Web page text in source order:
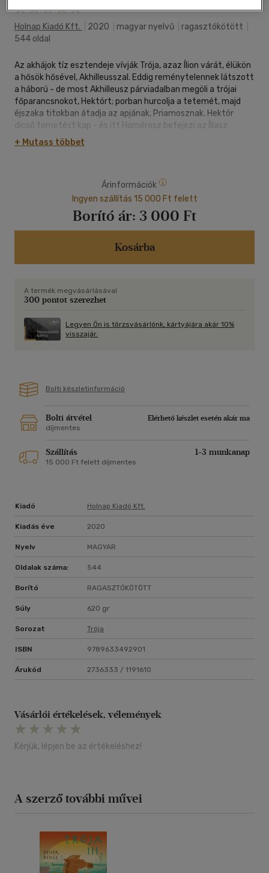
Holnap Kiadó Kft. 2020 magyar nyelvű ragasztókötött
544 oldal
Az akhájok tíz esztendeje vívják Trója, azaz Ílion várát, élükön
a hősök hősével, Akhilleusszal. Eddig reménytelennek látszott
a háború - de most Akhilleusz párviadalban megöli a trójai
főparancsnokot, Hektórt; porban hurcolja a tetemét, majd
éjszaka titokban átadja az apjának, Priamosznak. Hektór
dicső temetést kap - és itt Homérosz befejezi az Íliasz
történetét.
Iszmaroszához vitt el a szél...
De mi történt közben? Hogy' vette be Odüsszeusz a várat, mi
lett a trójaiak és az akhájok sorsa, hová lett a világszép
Helené királyné elrablója, az istennők felett ítélkező Parisz?
Ezt követi végig Fehér Bence regénye, melynek második
+ Mutass többet
Árinformációk
Ingyen szállítás 15 000 Ft felett
Borító ár: 3 000 Ft
Kosárba
A termék megvásárlásával
300 pontot szerezhet
Legyen Ön is törzsvásárlónk, kártyájára akár 10%
visszajár.
Bolti készletinformáció
Bolti átvétel
Elérhető készlet esetén akár ma
díjmentes
Szállítás 1-3 munkanap
15 000 Ft felett díjmentes
Kiadó Holnap Kiadó Kft.
Kiadás éve 2020
Nyelv MAGYAR
Oldalak száma: 544
Borító RAGASZTÓKÖTÖTT
Súly 620 gr
Sorozat Trója
ISBN 9789633492901
Árukód 2736333 / 1191610
Vásárlói értékelések, vélemények
Kérjük, lépjen be az értékeléshez!
A szerző további művei